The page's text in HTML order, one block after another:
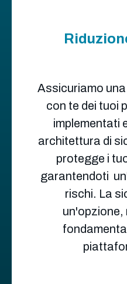
Assicuriamo
con te dei tuoi
implementati
architettura di
protegge i
garantendoti
rischi. La
un'opzione,